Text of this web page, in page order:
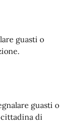
guasti o
guasti o
di